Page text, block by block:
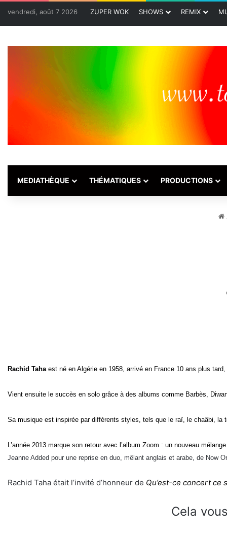
vendredi, août 7 2026 ZUPER WOK SHOWS REMIX
MEDIATHÈQUE THÉMATIQUES PRODUCTIONS
Rachid Taha est né en Algérie en 1958, arrivé en France 10 ans plus
Vient ensuite le succès en solo grâce à des albums comme Barbès,
Sa musique est inspirée par différents styles, tels que le raï, le chaâbi, la
L’année 2013 marque son retour avec l’album Zoom : un nouveau
Jeanne Added pour une reprise en duo, mêlant anglais et arabe, de Now
Rachid Taha était l’invité d’honneur de Qu’est-ce concert ce
Cela